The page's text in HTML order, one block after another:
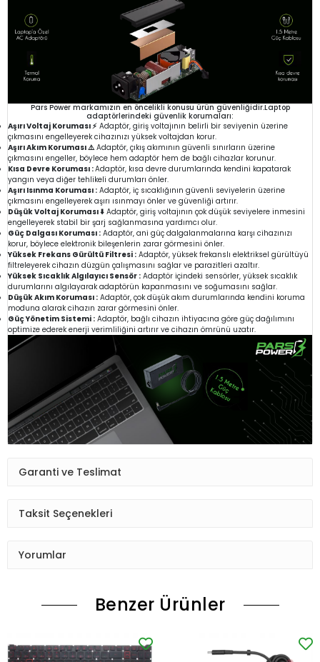
Pars Power markamızın en öncelikli konusu ürün güvenliğidir.Laptop
adaptörlerindeki güvenlik korumaları:
Aşırı Voltaj Koruması ⚡ Adaptör, giriş voltajının belirli bir seviyenin üzerine
çıkmasını engelleyerek cihazınızı yüksek voltajdan korur.
Aşırı Akım Koruması ⚠️Adaptör, çıkış akımının güvenli sınırların üzerine
çıkmasını engeller, böylece hem adaptör hem de bağlı cihazlar korunur.
Kısa Devre Koruması :Adaptör, kısa devre durumlarında kendini kapatarak
yangın veya diğer tehlikeli durumları önler.
Aşırı Isınma Koruması : Adaptör, iç sıcaklığının güvenli seviyelerin üzerine
çıkmasını engelleyerek aşırı ısınmayı önler ve güvenliği artırır.
Düşük Voltaj Koruması ⬇️ Adaptör, giriş voltajının çok düşük seviyelere inmesini
engelleyerek stabil bir şarj sağlanmasına yardımcı olur.
Güç Dalgası Koruması : Adaptör, ani güç dalgalanmalarına karşı cihazınızı
korur, böylece elektronik bileşenlerin zarar görmesini önler.
Yüksek Frekans Gürültü Filtresi : Adaptör, yüksek frekanslı elektriksel gürültüyü
filtreleyerek cihazın düzgün çalışmasını sağlar ve parazitleri azaltır.
Yüksek Sıcaklık Algılayıcı Sensör : Adaptör içindeki sensörler, yüksek sıcaklık
durumlarını algılayarak adaptörün kapanmasını ve soğumasını sağlar.
Düşük Akım Koruması : Adaptör, çok düşük akım durumlarında kendini koruma
moduna alarak cihazın zarar görmesini önler.
Güç Yönetim Sistemi : Adaptör, bağlı cihazın ihtiyacına göre güç dağılımını
optimize ederek enerji verimliliğini artırır ve cihazın ömrünü uzatır.
Garanti ve Teslimat
Taksit Seçenekleri
Yorumlar
Benzer Ürünler